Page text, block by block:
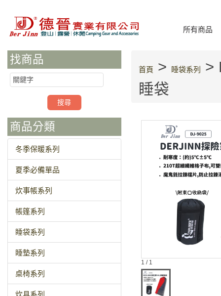
所有商品
找商品
商品分類
冬季保暖系列
夏季必備單品
炊事帳系列
帳篷系列
睡袋系列
睡墊系列
桌椅系列
炊具系列
首頁 > 睡袋系列
>
睡袋
1 / 1